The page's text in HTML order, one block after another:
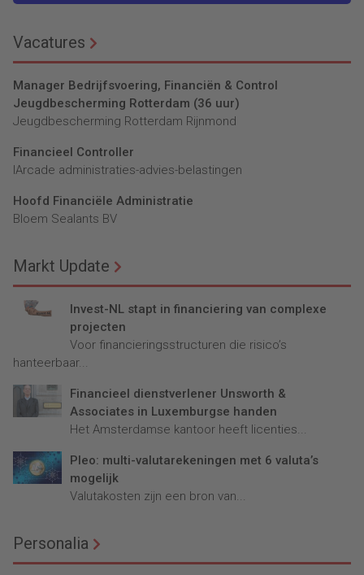
Vacatures
Manager Bedrijfsvoering, Financiën & Control
Jeugdbescherming Rotterdam (36 uur)
Jeugdbescherming Rotterdam Rijnmond
Financieel Controller
lArcade administraties-advies-belastingen
Hoofd Financiële Administratie
Bloem Sealants BV
Markt Update
Invest-NL stapt in financiering van complexe
projecten
Voor financieringsstructuren die risico’s
hanteerbaar...
Financieel dienstverlener Unsworth &
Associates in Luxemburgse handen
Het Amsterdamse kantoor heeft licenties...
Pleo: multi-valutarekeningen met 6 valuta’s
mogelijk
Valutakosten zijn een bron van...
Personalia